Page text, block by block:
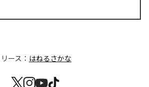
ース： はねるさかな